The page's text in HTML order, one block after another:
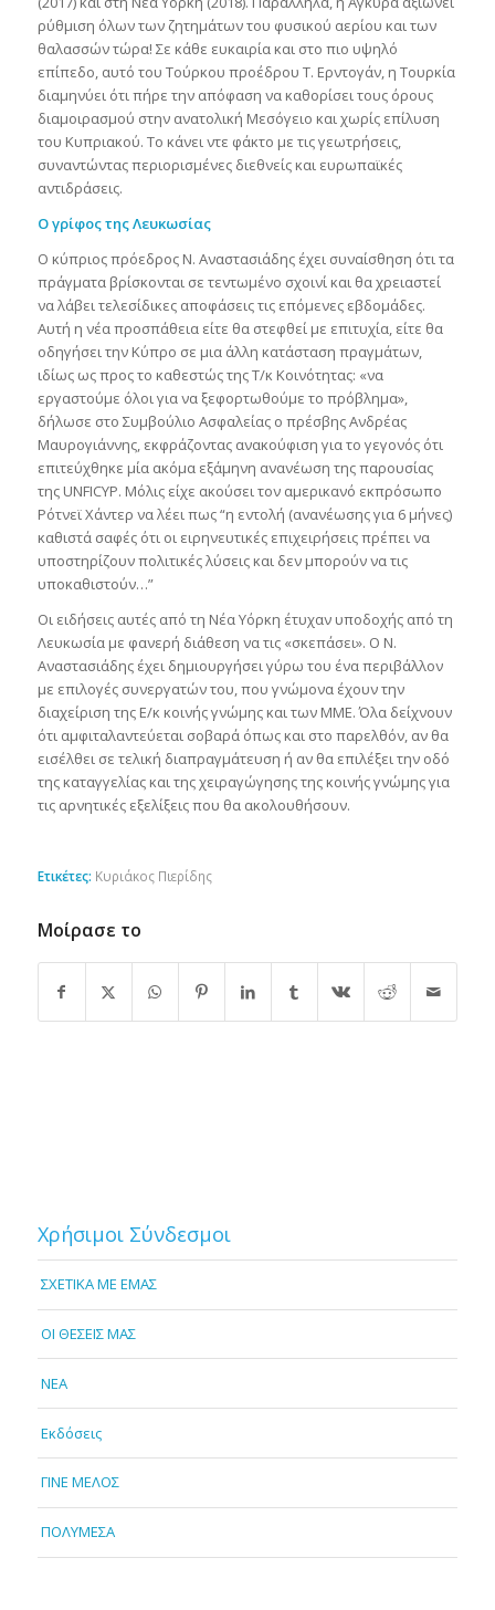
ρύθμιση όλων των ζητημάτων του φυσικού αερίου και των
θαλασσών τώρα! Σε κάθε ευκαιρία και στο πιο υψηλό
επίπεδο, αυτό του Τούρκου προέδρου Τ. Ερντογάν, η Τουρκία
διαμηνύει ότι πήρε την απόφαση να καθορίσει τους όρους
διαμοιρασμού στην ανατολική Μεσόγειο και χωρίς επίλυση
του Κυπριακού. Το κάνει ντε φάκτο με τις γεωτρήσεις,
συναντώντας περιορισμένες διεθνείς και ευρωπαϊκές
αντιδράσεις.
Ο γρίφος της Λευκωσίας
Ο κύπριος πρόεδρος Ν. Αναστασιάδης έχει συναίσθηση ότι τα
πράγματα βρίσκονται σε τεντωμένο σχοινί και θα χρειαστεί
να λάβει τελεσίδικες αποφάσεις τις επόμενες εβδομάδες.
Αυτή η νέα προσπάθεια είτε θα στεφθεί με επιτυχία, είτε θα
οδηγήσει την Κύπρο σε μια άλλη κατάσταση πραγμάτων,
ιδίως ως προς το καθεστώς της Τ/κ Κοινότητας: «να
εργαστούμε όλοι για να ξεφορτωθούμε το πρόβλημα»,
δήλωσε στο Συμβούλιο Ασφαλείας ο πρέσβης Ανδρέας
Μαυρογιάννης, εκφράζοντας ανακούφιση για το γεγονός ότι
επιτεύχθηκε μία ακόμα εξάμηνη ανανέωση της παρουσίας
της UNFICYP. Μόλις είχε ακούσει τον αμερικανό εκπρόσωπο
Ρότνεϊ Χάντερ να λέει πως “η εντολή (ανανέωσης για 6 μήνες)
καθιστά σαφές ότι οι ειρηνευτικές επιχειρήσεις πρέπει να
υποστηρίζουν πολιτικές λύσεις και δεν μπορούν να τις
υποκαθιστούν…”
Οι ειδήσεις αυτές από τη Νέα Υόρκη έτυχαν υποδοχής από τη
Λευκωσία με φανερή διάθεση να τις «σκεπάσει». Ο Ν.
Αναστασιάδης έχει δημιουργήσει γύρω του ένα περιβάλλον
με επιλογές συνεργατών του, που γνώμονα έχουν την
διαχείριση της Ε/κ κοινής γνώμης και των ΜΜΕ. Όλα δείχνουν
ότι αμφιταλαντεύεται σοβαρά όπως και στο παρελθόν, αν θα
εισέλθει σε τελική διαπραγμάτευση ή αν θα επιλέξει την οδό
της καταγγελίας και της χειραγώγησης της κοινής γνώμης για
τις αρνητικές εξελίξεις που θα ακολουθήσουν.
Ετικέτες: Κυριάκος Πιερίδης
Μοίρασε το
Χρήσιμοι Σύνδεσμοι
ΣΧΕΤΙΚΑ ΜΕ ΕΜΑΣ
OI ΘΕΣΕΙΣ ΜΑΣ
NEA
Εκδόσεις
ΓΙΝΕ ΜΕΛΟΣ
ΠΟΛΥΜΕΣΑ